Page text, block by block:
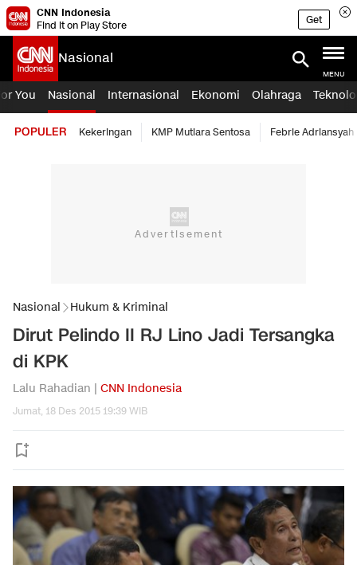
CNN Indonesia
Find it on Play Store
Get
Nasional
MENU
You Nasional Internasional Ekonomi Olahraga
POPULER Kekeringan KMP Mutiara Sentosa Febrie Adriansyah
Nasional Hukum & Kriminal
Dirut Pelindo II RJ Lino Jadi Tersangka
di KPK
Lalu Rahadian | CNN Indonesia
Jumat, 18 Des 2015 19:39 WIB